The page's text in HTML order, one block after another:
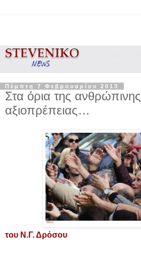
Πέμπτη 7 Φεβρουαρίου 2013
Στα όρια της ανθρώπινης
αξιοπρέπειας…
του Ν.Γ. Δρόσου